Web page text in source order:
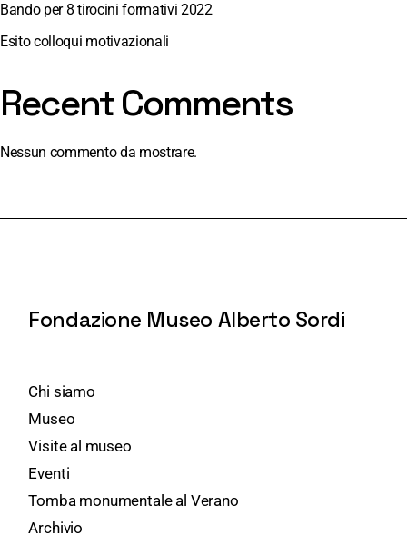
Bando per 8 tirocini formativi 2022
Esito colloqui motivazionali
Recent Comments
Nessun commento da mostrare.
Fondazione Museo Alberto Sordi
Chi siamo
Museo
Visite al museo
Eventi
Tomba monumentale al Verano
Archivio